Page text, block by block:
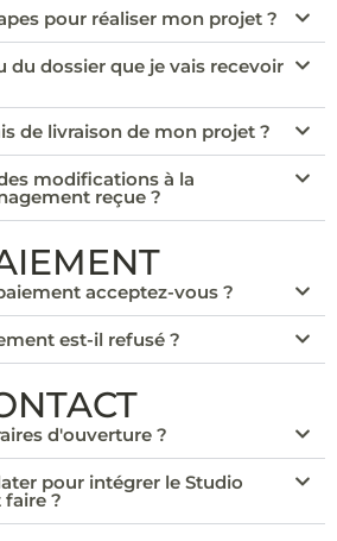
pour réaliser mon projet ?
du dossier que je vais recevoir
de livraison de mon projet ?
modifications à la
reçue ?
acceptez-vous ?
est-il refusé ?
d'ouverture ?
pour intégrer le Studio
?